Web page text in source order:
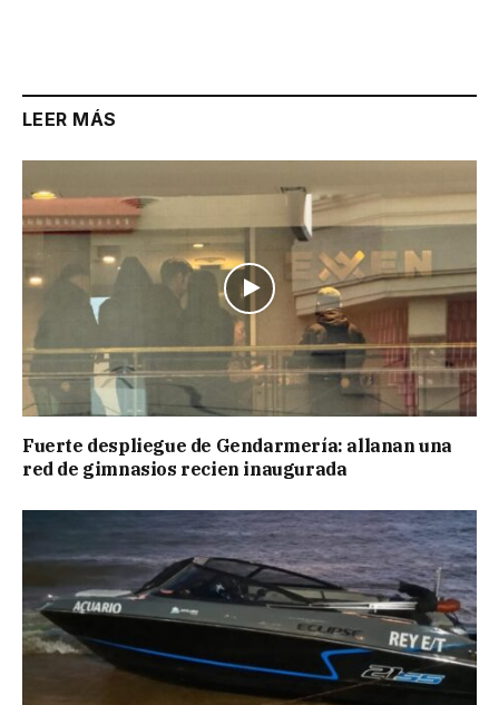
LEER MÁS
Fuerte despliegue de Gendarmería: allanan una
red de gimnasios recien inaugurada